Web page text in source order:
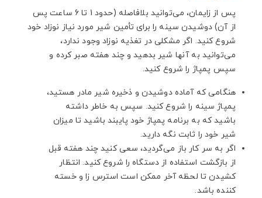
پس از زایمان، می‌توانید بلافاصله (حدود 1 تا 6 ساعت پس
از آن) دوشیدن سینه را برای تأمین شیر مورد نیاز نوزاد خود
شروع کنید. اگر مشکلی در تغذیه نوزاد وجود ندارد،
می‌توانید به آنها شیر بدهید و چند هفته صبر کرده و
سپس پمپاژ را شروع کنید.
هنگامی که آماده دوشیدن و ذخیره شیر مادر هستید،
پمپاژ سینه را شروع کنید. سپس به خاطر داشته
باشید که به برنامه پمپاژ خود پایبند باشید تا میزان
شیر خود را ثابت نگه دارید.
اگر به سر کار باز می‌گردید، سعی کنید چند هفته قبل
از بازگشت استفاده از دستگاه را شروع کنید. انتظار
کشیدن تا لحظه آخر ممکن است استرس زا و خسته
کننده باشد.